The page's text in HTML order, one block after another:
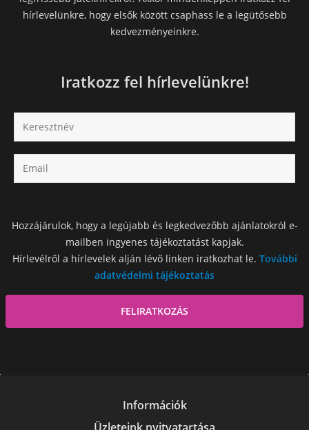
hírlevelünkre, hogy elsők között csaphass le a legütősebb
kedvezményeinkre.
Iratkozz fel hírlevelünkre!
Hozzájárulok, hogy a legújabb és legkedvezőbb ajánlatokról e-
mailben ingyenes tájékoztatást kapjak.
Hírlevélről a hírlevelek alján lévő linken iratkozhat le. További
adatvédelmi tájékoztatás
Információk